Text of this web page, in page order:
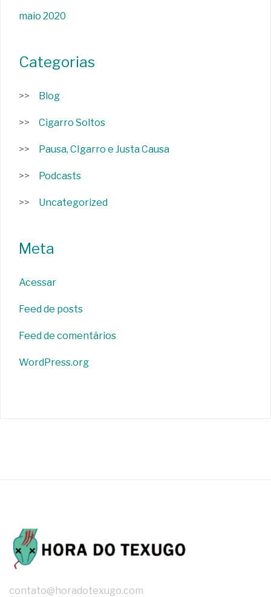
maio 2020
Categorias
Blog
Cigarro Soltos
Pausa, CIgarro e Justa Causa
Podcasts
Uncategorized
Meta
Acessar
Feed de posts
Feed de comentários
WordPress.org
contato@horadotexugo.com